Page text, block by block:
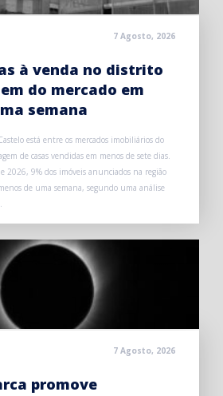
7 Agosto, 2026
à venda no distrito
do mercado em
semana
está entre os mercados imobiliários do
de casas vendidas em menos de sete dias.
2026, 9% dos imóveis anunciados na região
de uma semana, segundo uma análise
7 Agosto, 2026
promove